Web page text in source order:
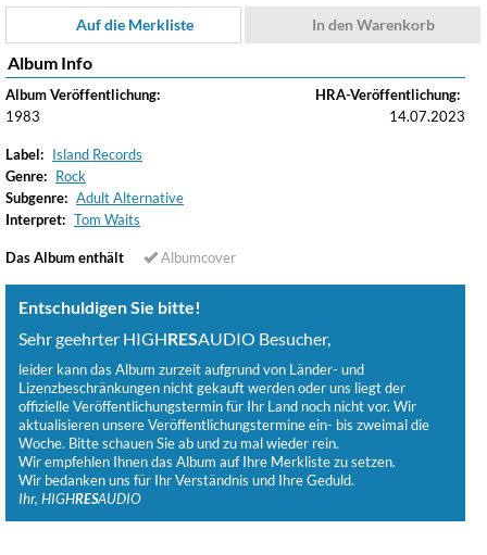
Auf die Merkliste In den Warenkorb
Album Info
Album Veröffentlichung:
1983
HRA-Veröffentlichung:
14.07.2023
Label: Island Records
Genre: Rock
Subgenre: Adult Alternative
Interpret: Tom Waits
Das Album enthält Albumcover
Entschuldigen Sie bitte!
Sehr geehrter HIGHRESAUDIO Besucher,
leider kann das Album zurzeit aufgrund von Länder- und
Lizenzbeschränkungen nicht gekauft werden oder uns liegt der
offizielle Veröffentlichungstermin für Ihr Land noch nicht vor. Wir
aktualisieren unsere Veröffentlichungstermine ein- bis zweimal die
Woche. Bitte schauen Sie ab und zu mal wieder rein.
Wir empfehlen Ihnen das Album auf Ihre Merkliste zu setzen.
Wir bedanken uns für Ihr Verständnis und Ihre Geduld.
Ihr, HIGHRESAUDIO